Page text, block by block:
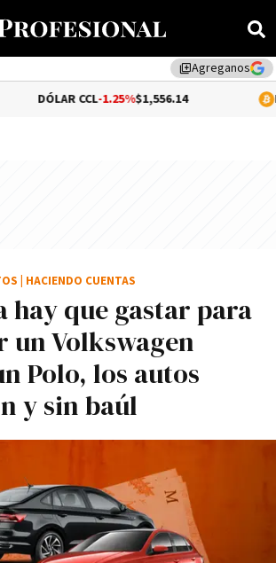
library_addAgreganos
CCL-1.25% $1,556.14 BITCOIN
hay que gastar para
un Volkswagen
Polo, los autos
y sin baúl
HACIENDO CUENTAS